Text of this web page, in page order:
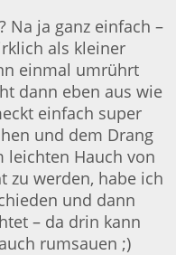
Na ja ganz einfach –
als kleiner
einmal umrührt
dann eben aus wie
einfach super
und dem Drang
leichten Hauch von
zu werden, habe ich
und dann
– da drin kann
rumsauen ;)